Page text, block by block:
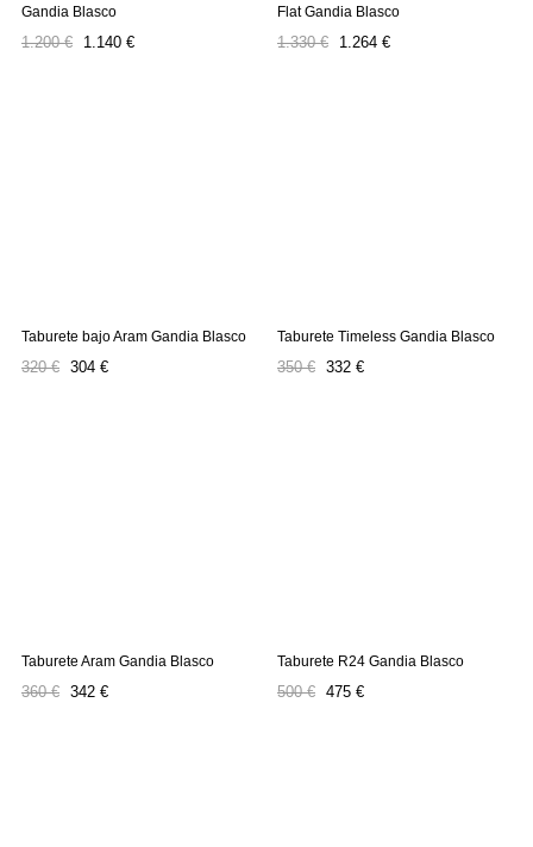
Gandia Blasco
Precio
1.200 € Precio
1.140 €
Flat Gandia Blasco
Precio
1.330 € Precio
1.264 €
Taburete bajo Aram Gandia Blasco
Precio
320 € Precio
304 €
Taburete Timeless Gandia Blasco
Precio
350 € Precio
332 €
Taburete Aram Gandia Blasco
Precio
360 € Precio
342 €
Taburete R24 Gandia Blasco
Precio
500 € Precio
475 €